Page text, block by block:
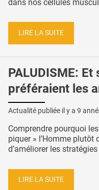
dans nos cellules
LIRE LA SUITE
PALUDISME:
préféraient les
Actualité publiée il y a 9
Comprendre pourquoi
piquer » l’Homme plutôt
d’améliorer les
LIRE LA SUITE